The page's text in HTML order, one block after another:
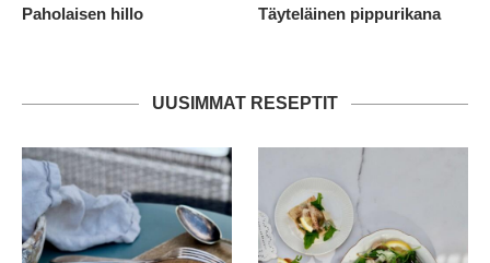
Paholaisen hillo Täyteläinen pippurikana
UUSIMMAT RESEPTIT